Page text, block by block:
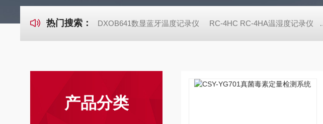
热门搜索： DXOB641数显蓝牙温度记录仪 RC-4HC RC-4HA温湿度记录仪
产品分类